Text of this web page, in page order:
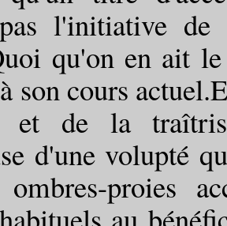
l'initiative
qu'on en ait
son cours
et de la
d'une volupté
ombres-proies